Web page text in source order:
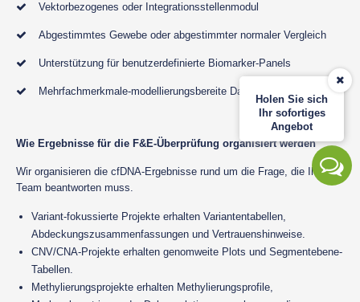
Holen Sie sich
Ihr sofortiges
Angebot
Vektorbezogenes oder Integrationsstellenmodul
Abgestimmtes Gewebe oder abgestimmter normaler Vergleich
Unterstützung für benutzerdefinierte Biomarker-Panels
Mehrfachmerkmale-modellierungsbereite Datenmatrix
Wie Ergebnisse für die F&E-Überprüfung organisiert werden
Wir organisieren die cfDNA-Ergebnisse rund um die Frage, die Ihr
Team beantworten muss.
Variant-fokussierte Projekte erhalten Variantentabellen,
Abdeckungszusammenfassungen und Vertrauenshinweise.
CNV/CNA-Projekte erhalten genomweite Plots und Segmentebene-
Tabellen.
Methylierungsprojekte erhalten Methylierungsprofile,